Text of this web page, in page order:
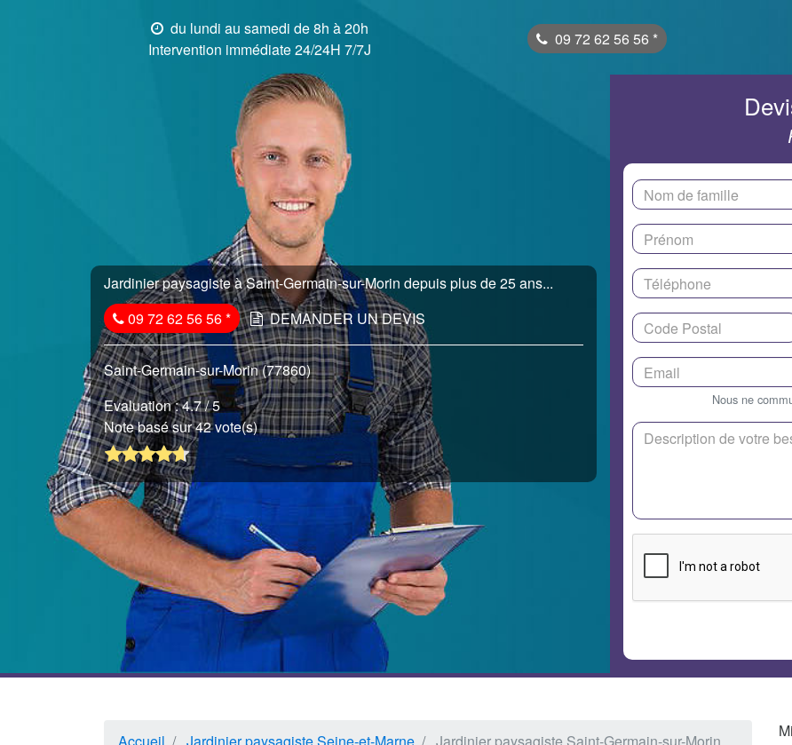
du lundi au samedi de 8h à 20h
Intervention immédiate 24/24H 7/7J
09 72 62 56 56 *
Jardinier paysagiste à Saint-Germain-sur-Morin depuis plus de 25 ans...
09 72 62 56 56* DEMANDER UN DEVIS
Saint-Germain-sur-Morin (77860)
Evaluation :4.7/ 5
Note basé sur 42 vote(s)
Nous ne